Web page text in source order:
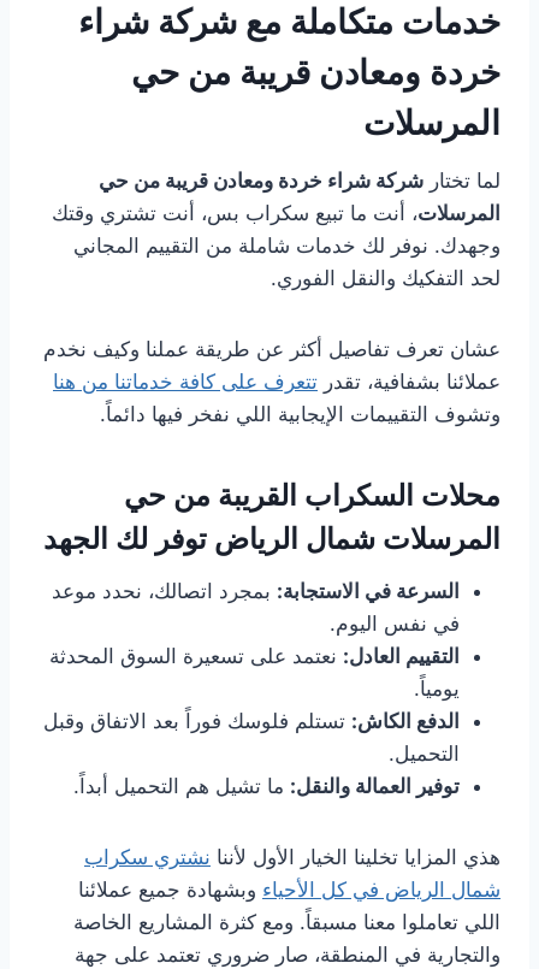
خدمات متكاملة مع شركة شراء
خردة ومعادن قريبة من حي
المرسلات
لما تختار شركة شراء خردة ومعادن قريبة من حي
المرسلات، أنت ما تبيع سكراب بس، أنت تشتري وقتك
وجهدك. نوفر لك خدمات شاملة من التقييم المجاني
لحد التفكيك والنقل الفوري.
عشان تعرف تفاصيل أكثر عن طريقة عملنا وكيف نخدم
عملائنا بشفافية، تقدر تتعرف على كافة خدماتنا من هنا
وتشوف التقييمات الإيجابية اللي نفخر فيها دائماً.
محلات السكراب القريبة من حي
المرسلات شمال الرياض توفر لك الجهد
السرعة في الاستجابة: بمجرد اتصالك، نحدد موعد
في نفس اليوم.
التقييم العادل: نعتمد على تسعيرة السوق المحدثة
يومياً.
الدفع الكاش: تستلم فلوسك فوراً بعد الاتفاق وقبل
التحميل.
توفير العمالة والنقل: ما تشيل هم التحميل أبداً.
هذي المزايا تخلينا الخيار الأول لأننا نشتري سكراب
شمال الرياض في كل الأحياء وبشهادة جميع عملائنا
اللي تعاملوا معنا مسبقاً. ومع كثرة المشاريع الخاصة
والتجارية في المنطقة، صار ضروري تعتمد على جهة